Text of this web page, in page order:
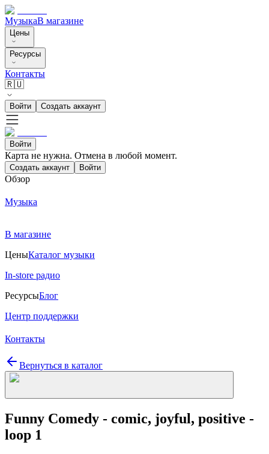
МузыкаВ магазине
Цены
Ресурсы
Контакты
🇷🇺
Войти Создать аккаунт
Войти
Карта не нужна. Отмена в любой момент.
Создать аккаунт Войти
Обзор
Музыка
В магазине
ЦеныКаталог музыки
In-store радио
РесурсыБлог
Центр поддержки
Контакты
Вернуться в каталог
Funny Comedy - comic, joyful, positive -
loop 1